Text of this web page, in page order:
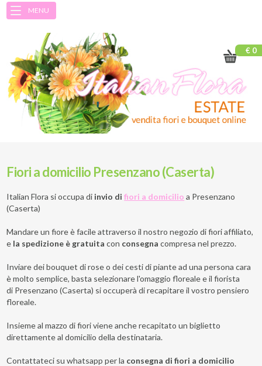
MENU
€ 0
Fiori a domicilio Presenzano (Caserta)
Italian Flora si occupa di invio difiori a domicilio a Presenzano
(Caserta)
Mandare un fiore è facile attraverso il nostro negozio di fiori affiliato,
e la spedizione è gratuita con consegna compresa nel prezzo.
Inviare dei bouquet di rose o dei cesti di piante ad una persona cara
è molto semplice, basta selezionare l'omaggio floreale e il fiorista
di Presenzano (Caserta) si occuperà di recapitare il vostro pensiero
floreale.
Insieme al mazzo di fiori viene anche recapitato un biglietto
direttamente al domicilio della destinataria.
Contattateci su whatsapp per la consegna di fiori a domicilio